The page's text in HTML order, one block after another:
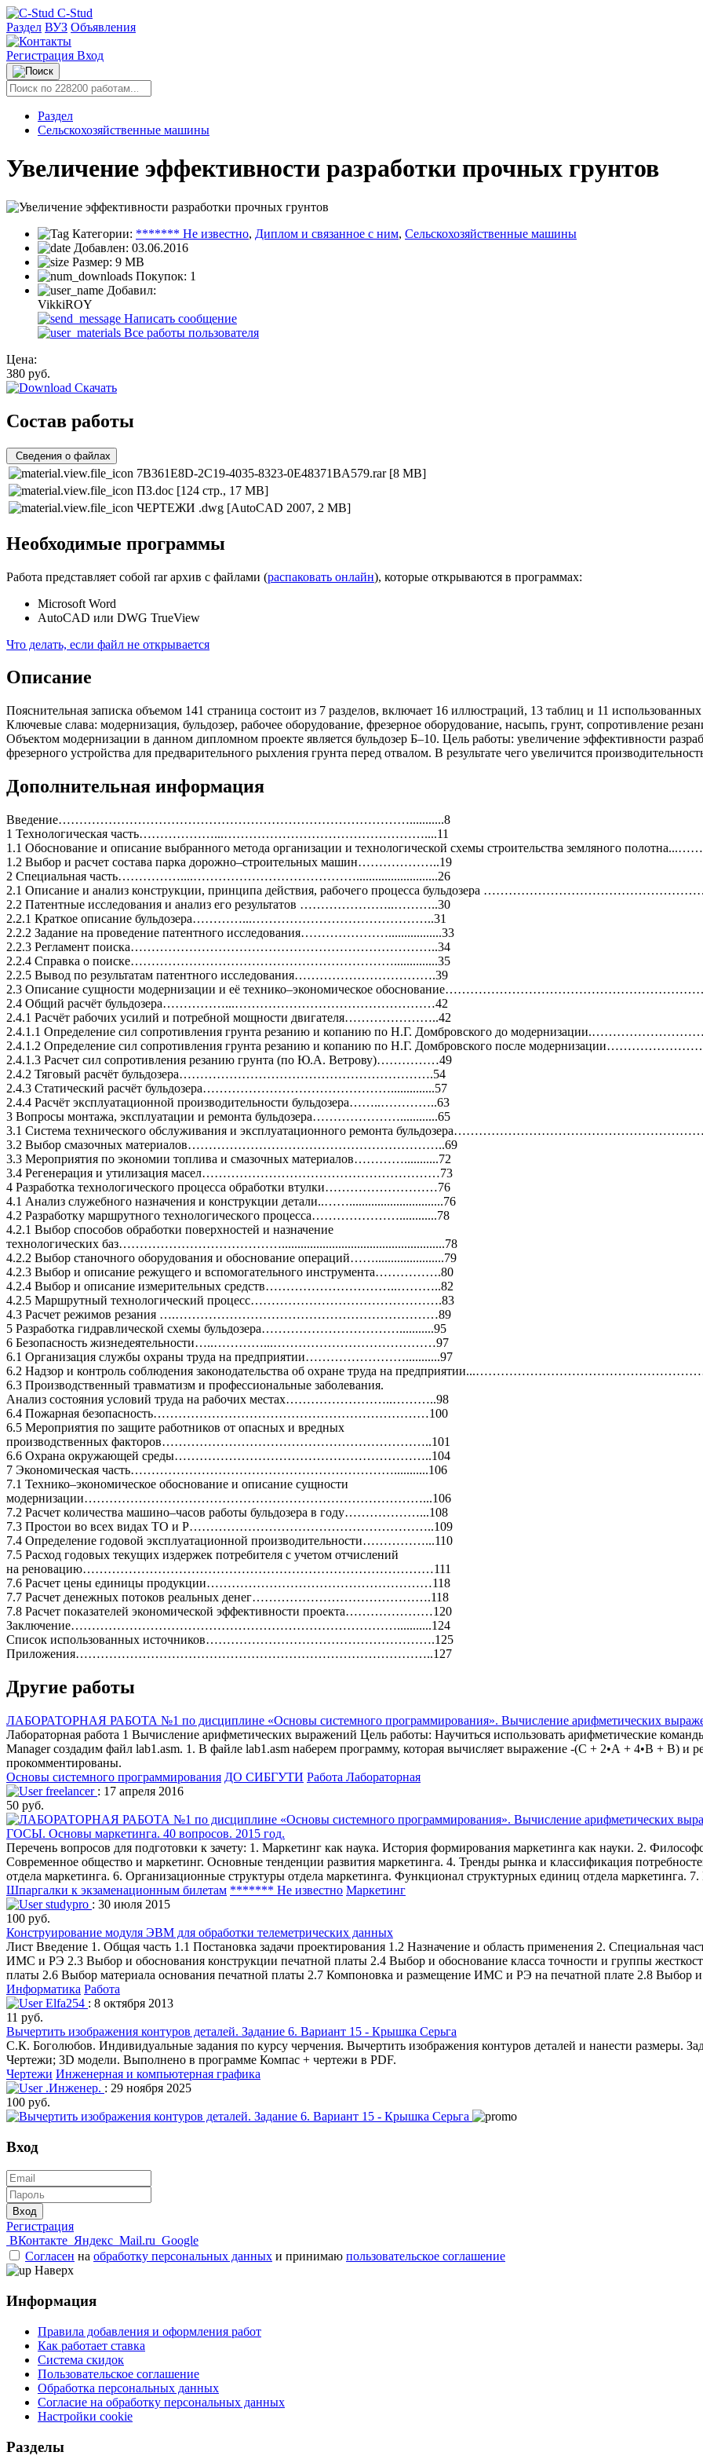
C-Stud
Раздел ВУЗ Объявления
Регистрация Вход
Раздел
Сельскохозяйственные машины
Увеличение эффективности разработки прочных грунтов
Категории: ******* Не известно, Диплом и связанное с ним, Сельскохозяйственные машины
Добавлен: 03.06.2016
Размер: 9 MB
Покупок: 1
Добавил:
VikkiROY
Написать сообщение
Все работы пользователя
Цена:
380 руб.
Скачать
Состав работы
Сведения о файлах
7B361E8D-2C19-4035-8323-0E48371BA579.rar [8 MB]
ПЗ.doc [124 стр., 17 MB]
ЧЕРТЕЖИ .dwg [AutoCAD 2007, 2 MB]
Необходимые программы
Работа представляет собой rar архив с файлами (распаковать онлайн), которые открываются в программах:
Microsoft Word
AutoCAD или DWG TrueView
Что делать, если файл не открывается
Описание
Пояснительная записка объемом 141 страница состоит из 7 разделов, включает 16 иллюстраций, 13 таблиц и 11
Ключевые слава: модернизация, бульдозер, рабочее оборудование, фрезерное оборудование, насыпь, грунт, сопротивление
Объектом модернизации в данном дипломном проекте является бульдозер Б–10. Цель работы: увеличение эффективности
фрезерного устройства для предварительного рыхления грунта перед отвалом. В результате чего увеличится
Дополнительная информация
Введение…………………………………………………………………………...........8
1 Технологическая часть………………...…………………………………………....11
1.1 Обоснование и описание выбранного метода организации и технологической схемы строительства земляного
1.2 Выбор и расчет состава парка дорожно–строительных машин………………..19
2 Специальная часть……………....…………………………………..........................26
2.1 Описание и анализ конструкции, принципа действия, рабочего процесса бульдозера
2.2 Патентные исследования и анализ его результатов …………………..………..30
2.2.1 Краткое описание бульдозера…………...……………………………………..31
2.2.2 Задание на проведение патентного исследования………………….................33
2.2.3 Регламент поиска………………………………………………………………..34
2.2.4 Справка о поиске………………………………………………………..............35
2.2.5 Вывод по результатам патентного исследования…………………………….39
2.3 Описание сущности модернизации и её технико–экономическое
2.4 Общий расчёт бульдозера……………...…………………………………………42
2.4.1 Расчёт рабочих усилий и потребной мощности двигателя…………………..42
2.4.1.1 Определение сил сопротивления грунта резанию и копанию по Н.Г. Домбровского до
2.4.1.2 Определение сил сопротивления грунта резанию и копанию по Н.Г. Домбровского после
2.4.1.3 Расчет сил сопротивления резанию грунта (по Ю.А. Ветрову)……………49
2.4.2 Тяговый расчёт бульдозера…………………………………………………….54
2.4.3 Статический расчёт бульдозера………………………………………..............57
2.4.4 Расчёт эксплуатационной производительности бульдозера……..…………..63
3 Вопросы монтажа, эксплуатации и ремонта бульдозера…………………............65
3.1 Система технического обслуживания и эксплуатационного ремонта
3.2 Выбор смазочных материалов……………………………………………………..69
3.3 Мероприятия по экономии топлива и смазочных материалов…………...........72
3.4 Регенерация и утилизация масел…………………………………………………73
4 Разработка технологического процесса обработки втулки………………………76
4.1 Анализ служебного назначения и конструкции детали..……..............................76
4.2 Разработку маршрутного технологического процесса…………………............78
4.2.1 Выбор способов обработки поверхностей и назначение
технологических баз…………………………………....................................................78
4.2.2 Выбор станочного оборудования и обоснование операций……......................79
4.2.3 Выбор и описание режущего и вспомогательного инструмента…………….80
4.2.4 Выбор и описание измерительных средств…………………………..………..82
4.2.5 Маршрутный технологический процесс……………………………………….83
4.3 Расчет режимов резания ….………………………………………………………89
5 Разработка гидравлической схемы бульдозера……………………………...........95
6 Безопасность жизнедеятельности…..…………...…………………………………97
6.1 Организация службы охраны труда на предприятии……………………...........97
6.2 Надзор и контроль соблюдения законодательства об охране труда на
6.3 Производственный травматизм и профессиональные заболевания.
Анализ состояния условий труда на рабочих местах……………………..………..98
6.4 Пожарная безопасность…………………………………………………………100
6.5 Мероприятия по защите работников от опасных и вредных
производственных факторов………………………………………………………..101
6.6 Охрана окружающей среды……………………………………………………..104
7 Экономическая часть………………………………………………………...........106
7.1 Технико–экономическое обоснование и описание сущности
модернизации………………………………………………………………………...106
7.2 Расчет количества машино–часов работы бульдозера в году………………...108
7.3 Простои во всех видах ТО и Р…………………………………………………..109
7.4 Определение годовой эксплуатационной производительности……………...110
7.5 Расход годовых текущих издержек потребителя с учетом отчислений
на реновацию…………………………………………………………………………111
7.6 Расчет цены единицы продукции………………………………………………118
7.7 Расчет денежных потоков реальных денег…………………………………….118
7.8 Расчет показателей экономической эффективности проекта…………………120
Заключение……………………………………………………………………...........124
Список использованных источников……………………………………………….125
Приложения…………………………………………………………………………..127
Другие работы
ЛАБОРАТОРНАЯ РАБОТА №1 по дисциплине «Основы системного программирования». Вычисление арифметических
Лабораторная работа 1 Вычисление арифметических выражений Цель работы: Научиться использовать арифметические
Manager создадим файл lab1.asm. 1. В файле lab1.asm наберем программу, которая вычисляет выражение -(С + 2•А + 4•В + В) и
прокомментированы.
Основы системного программирования ДО СИБГУТИ Работа Лабораторная
freelancer : 17 апреля 2016
50 руб.
ГОСЫ. Основы маркетинга. 40 вопросов. 2015 год.
Перечень вопросов для подготовки к зачету: 1. Маркетинг как наука. История формирования маркетинга как науки. 2.
Современное общество и маркетинг. Основные тенденции развития маркетинга. 4. Тренды рынка и классификация
отдела маркетинга. 6. Организационные структуры отдела маркетинга. Функционал структурных единиц отдела маркетинга.
Шпаргалки к экзаменационным билетам ******* Не известно Маркетинг
studypro : 30 июля 2015
100 руб.
Конструирование модуля ЭВМ для обработки телеметрических данных
Лист Введение 1. Общая часть 1.1 Постановка задачи проектирования 1.2 Назначение и область применения 2. Специальная
ИМС и РЭ 2.3 Выбор и обоснования конструкции печатной платы 2.4 Выбор и обоснование класса точности и группы
платы 2.6 Выбор материала основания печатной платы 2.7 Компоновка и размещение ИМС и РЭ на печатной плате 2.8 Выбор и
Информатика Работа
Elfa254 : 8 октября 2013
11 руб.
Вычертить изображения контуров деталей. Задание 6. Вариант 15 - Крышка Серьга
С.К. Боголюбов. Индивидуальные задания по курсу черчения. Вычертить изображения контуров деталей и нанести размеры.
Чертежи; 3D модели. Выполнено в программе Компас + чертежи в PDF.
Чертежи Инженерная и компьютерная графика
.Инженер. : 29 ноября 2025
100 руб.
Вход
Вход
Регистрация
ВКонтакте Яндекс Mail.ru Google
Согласен на обработку персональных данных и принимаю пользовательское соглашение
Наверх
Информация
Правила добавления и оформления работ
Как работает ставка
Система скидок
Пользовательское соглашение
Обработка персональных данных
Согласие на обработку персональных данных
Настройки cookie
Разделы